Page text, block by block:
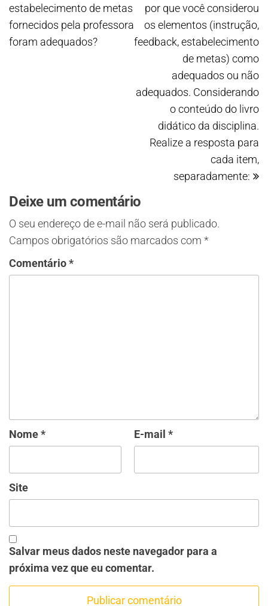
estabelecimento de metas
fornecidos pela professora
foram adequados?
por que você considerou
os elementos (instrução,
feedback, estabelecimento
de metas) como
adequados ou não
adequados. Considerando
o conteúdo do livro
didático da disciplina.
Realize a resposta para
cada item,
separadamente:
Deixe um comentário
O seu endereço de e-mail não será publicado.
Campos obrigatórios são marcados com *
Comentário*
Nome* E-mail *
Site
Salvar meus dados neste navegador para a
próxima vez que eu comentar.